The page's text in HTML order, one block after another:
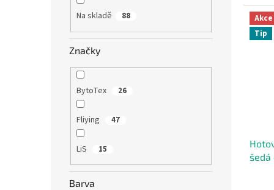
Na skladě 88
Značky
BytoTex 26
Fliying 47
LiS 15
Barva
Akce
Tip
šedá